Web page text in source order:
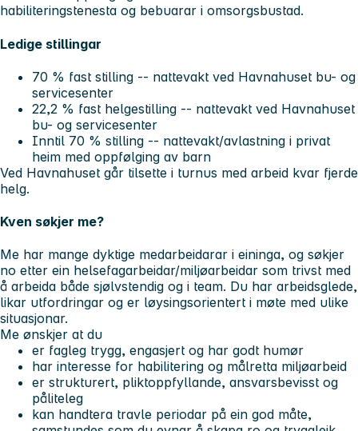
habiliteringstenesta og bebuarar i omsorgsbustad.
Ledige stillingar
70 % fast stilling -- nattevakt ved Havnahuset bu- og
servicesenter
22,2 % fast helgestilling -- nattevakt ved Havnahuset
bu- og servicesenter
Inntil 70 % stilling -- nattevakt/avlastning i privat
heim med oppfølging av barn
Ved Havnahuset går tilsette i turnus med arbeid kvar fjerde
helg.
Kven søkjer me?
Me har mange dyktige medarbeidarar i eininga, og søkjer
no etter ein helsefagarbeidar/miljøarbeidar som trivst med
å arbeida både sjølvstendig og i team. Du har arbeidsglede,
likar utfordringar og er løysingsorientert i møte med ulike
situasjonar.
Me ønskjer at du
er fagleg trygg, engasjert og har godt humør
har interesse for habilitering og målretta miljøarbeid
er strukturert, pliktoppfyllande, ansvarsbevisst og
påliteleg
kan handtera travle periodar på ein god måte,